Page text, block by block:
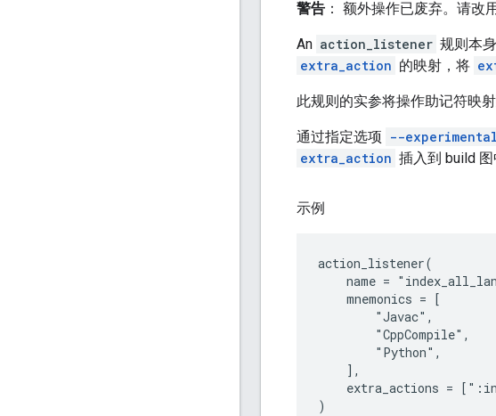
警告 ： 额外操作已废弃。请改
An action_listener 规则本
extra_action 的映射，将
此规则的实参将操作助记符映
通过指定选项 --
extra_action 插入到 build 图
示例
action_listener(
name =
    mnemonics = [
        "Javac",
        "CppCompile",
        "Python",
    ],
extra_actions =
)